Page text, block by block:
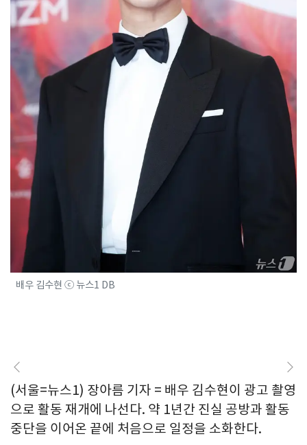
배우 김수현 ⓒ 뉴스1 DB
(서울=뉴스1) 장아름 기자 = 배우 김수현이 광고 촬영
으로 활동 재개에 나선다. 약 1년간 진실 공방과 활동
중단을 이어온 끝에 처음으로 일정을 소화한다.